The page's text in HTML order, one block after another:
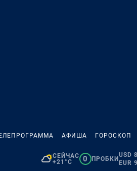
АФИША ГОРОСКОП
СЕЙЧАС
+21°C
0 ПРОБКИ
USD
EUR